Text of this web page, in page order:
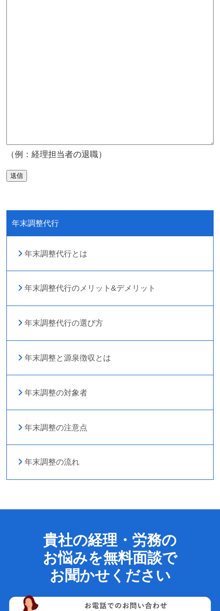
（例：経理担当者の退職）
年末調整代行
年末調整代行とは
年末調整代行のメリット&デメリット
年末調整代行の選び方
年末調整と源泉徴収とは
年末調整の対象者
年末調整の注意点
年末調整の流れ
貴社の経理・労務の
お悩みを無料面談で
お聞かせください